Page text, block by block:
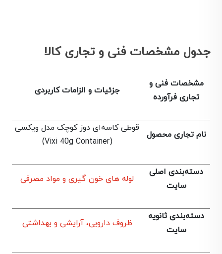
جدول مشخصات فنی و تجاری کالا
مشخصات فنی و
تجاری فرآورده
جزئیات و الزامات کاربردی
نام تجاری محصول
قوطی کاسه‌ای دوز کوچک مدل ویکسی
(Vixi 40g Container)
دسته‌بندی اصلی
سایت
لوله های خون گیری و مواد مصرفی
دسته‌بندی ثانویه
سایت
ظروف دارویی، آرایشی و بهداشتی